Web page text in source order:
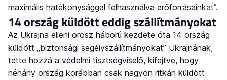
maximális hatékonysággal felhasználva erőforrásainkat”.
14 ország küldött eddig szállítmányokat
Az Ukrajna elleni orosz háború kezdete óta 14 ország
küldött „biztonsági segélyszállítmányokat” Ukrajnának,
tette hozzá a védelmi tisztségviselő, kifejtve, hogy
néhány ország korábban csak nagyon ritkán küldött